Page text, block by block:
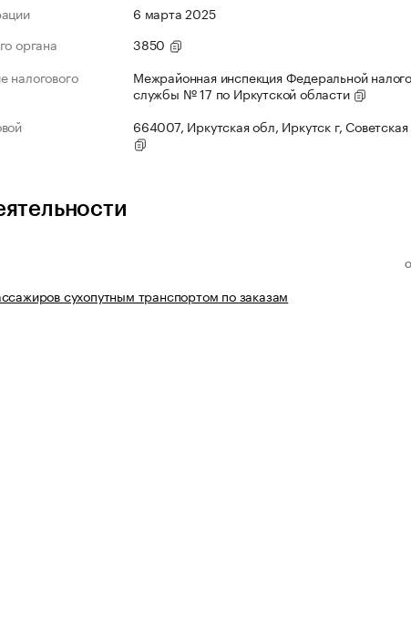
6 марта 2025
органа
3850
налогового
Межрайонная инспекция Федеральной
службы № 17 по Иркутской области
664007, Иркутская обл, Иркутск г,
сухопутным транспортом по заказам